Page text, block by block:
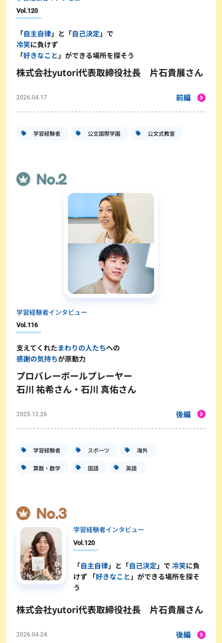
Vol.120
「自主自律」と「自己決定」で
冷笑に負けず
「好きなこと」ができる場所を探そう
株式会社yutori代表取締役社長 片石貴展さん
2026.04.17 前編
学習経験者 公文国際学園 公文式教室
学習経験者インタビュー
Vol.116
支えてくれたまわりの人たちへの
感謝の気持ちが原動力
プロバレーボールプレーヤー
石川 祐希さん・石川 真佑さん
2025.12.26 後編
学習経験者 スポーツ 海外
算数・数学 国語 英語
学習経験者インタビュー
Vol.120
「自主自律」と「自己決定」で冷笑に負
けず 「好きなこと」ができる場所を探そ
う
株式会社yutori代表取締役社長 片石貴展さん
2026.04.24 後編